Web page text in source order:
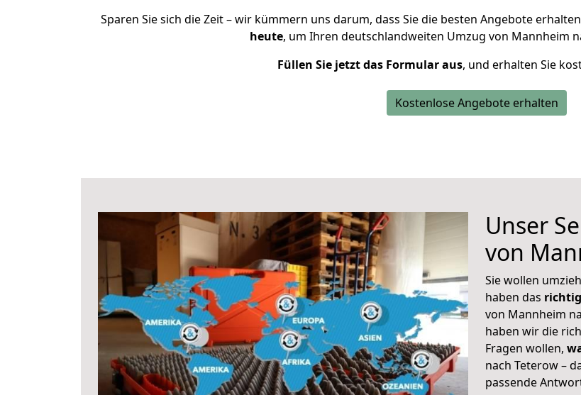
Sparen Sie sich die Zeit – wir kümmern uns darum, dass Sie die besten Angebote
heute, um Ihren deutschlandweiten Umzug von Mannheim
Füllen Sie jetzt das Formular aus, und erhalten Sie
Kostenlose Angebote erhalten
Unser
von
Sie wollen
haben das
von Mannheim
haben wir die
Fragen wollen,
nach Teterow –
passende